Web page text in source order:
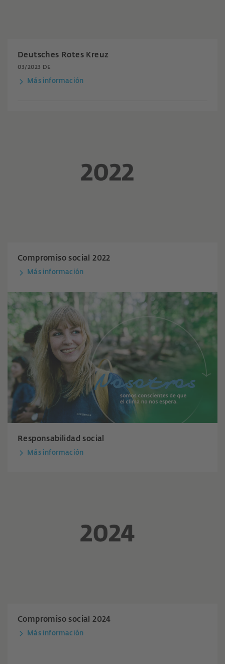
Deutsches Rotes Kreuz
03/2023 DE
Más información
Compromiso social 2022
Más información
Responsabilidad social
Más información
Compromiso social 2024
Más información